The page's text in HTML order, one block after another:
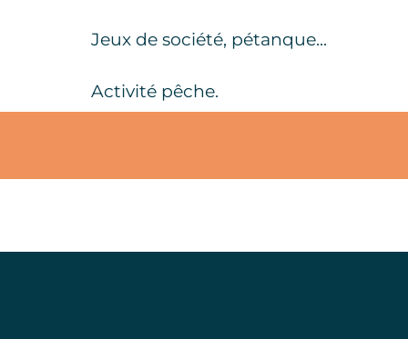
Jeux de société, pétanque...
Activité pêche.